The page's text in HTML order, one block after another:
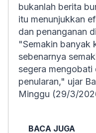
bukanlah berita
itu menunjukkan
dan penanganan
"Semakin banyak
sebenarnya
segera mengobati
penularan," ujar
Minggu (29/3/
BACA JUGA